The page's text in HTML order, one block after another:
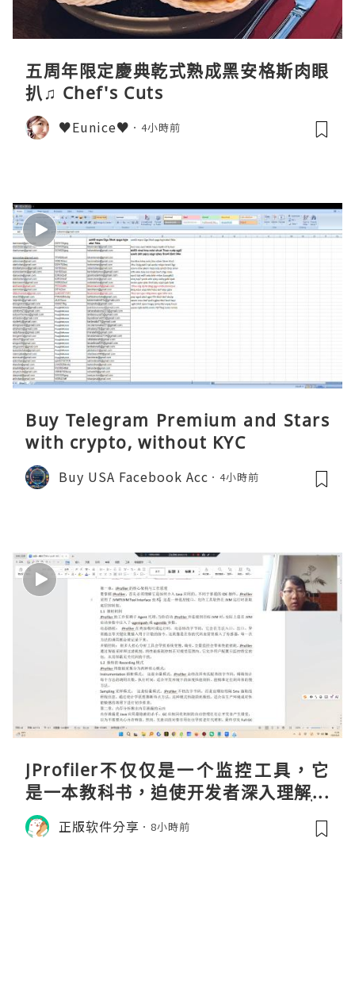
五周年限定慶典乾式熟成黑安格斯肉眼
扒♫ Chef's Cuts
♥Eunice♥ 4小時前
Buy Telegram Premium and Stars
with crypto, without KYC
Buy USA Facebook Acc 4小時前
JProfiler不仅仅是一个监控工具，它
是一本教科书，迫使开发者深入理解JV
M的内存模型、垃圾回收机制和并发原
理。通过直观的可视化数据，它将抽象
正版软件分享 8小時前